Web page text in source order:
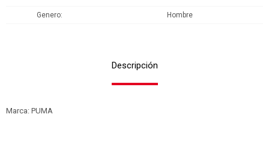
Genero Hombre
Descripción
Marca: PUMA